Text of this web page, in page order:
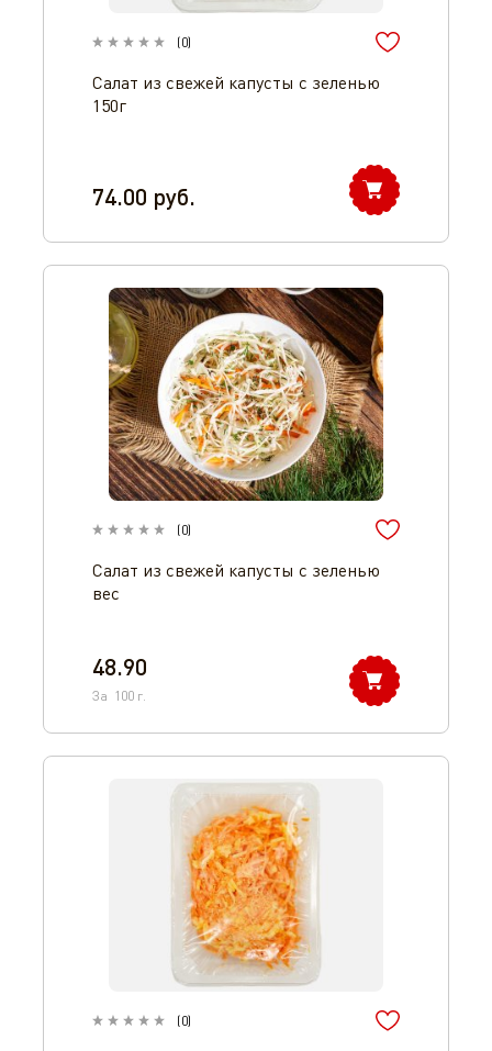
(0)
Салат из свежей капусты с зеленью
150г
74.00 руб.
(0)
Салат из свежей капусты с зеленью
вес
48.90
За 100 г.
(0)